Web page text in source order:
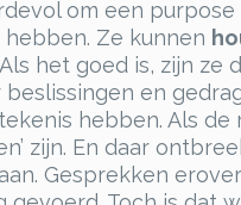
om een purpose
Ze kunnen
het goed is, zijn ze
en
hebben. Als de
zijn. En daar
Gesprekken